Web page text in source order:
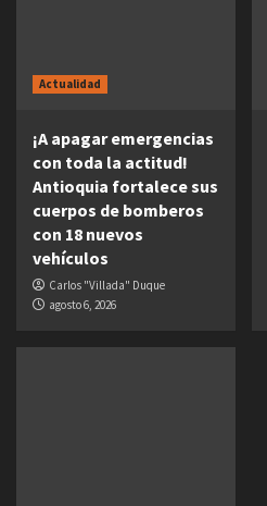
Actualidad
¡A apagar emergencias
con toda la actitud!
Antioquia fortalece sus
cuerpos de bomberos
con 18 nuevos
vehículos
Carlos "Villada" Duque
agosto 6, 2026